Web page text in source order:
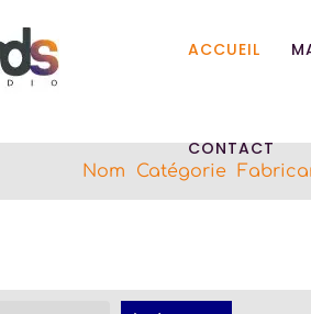
ACCUEIL
CONTACT
Nom Catégorie